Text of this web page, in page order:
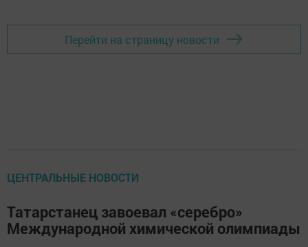
Перейти на страницу новости
ЦЕНТРАЛЬНЫЕ НОВОСТИ
Татарстанец завоевал «серебро»
Международной химической олимпиады